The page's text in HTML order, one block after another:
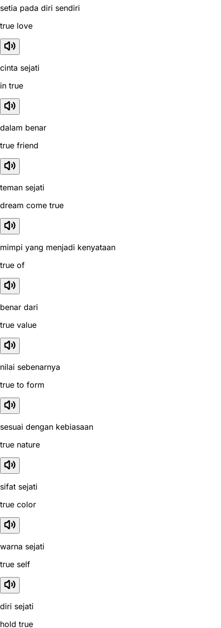
setia pada diri sendiri
true love
cinta sejati
in true
dalam benar
true friend
teman sejati
dream come true
mimpi yang menjadi kenyataan
true of
benar dari
true value
nilai sebenarnya
true to form
sesuai dengan kebiasaan
true nature
sifat sejati
true color
warna sejati
true self
diri sejati
hold true